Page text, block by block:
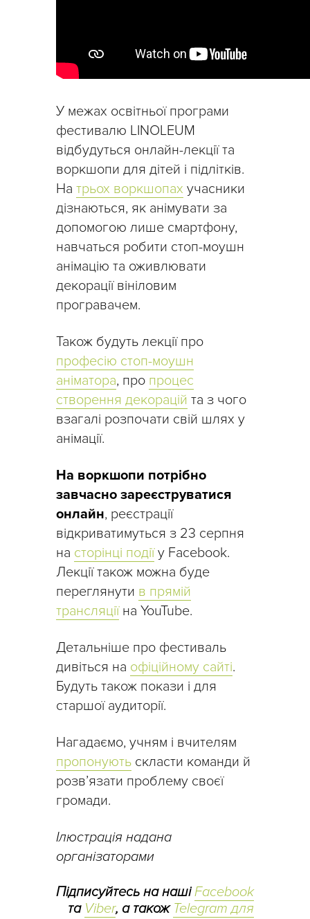
У межах освітньої програми
фестивалю LINOLEUM
відбудуться онлайн-лекції та
воркшопи для дітей і підлітків.
На трьох воркшопах учасники
дізнаються, як анімувати за
допомогою лише смартфону,
навчаться робити стоп-моушн
анімацію та оживлювати
декорації вініловим
програвачем.
Також будуть лекції про
професію стоп-моушн
аніматора, про процес
створення декорацій та з чого
взагалі розпочати свій шлях у
анімації.
На воркшопи потрібно
завчасно зареєструватися
онлайн, реєстрації
відкриватимуться з 23 серпня
на сторінці подіїу Facebook.
Лекції також можна буде
переглянути в прямій
трансляціїна YouTube.
Детальніше про фестиваль
дивіться на офіційному сайті.
Будуть також покази і для
старшої аудиторії.
Нагадаємо, учням і вчителям
пропонують скласти команди й
розв’язати проблему своєї
громади.
Ілюстрація надана
організаторами
Підписуйтесь на нашіFacebook
та Viber, а також Telegram для